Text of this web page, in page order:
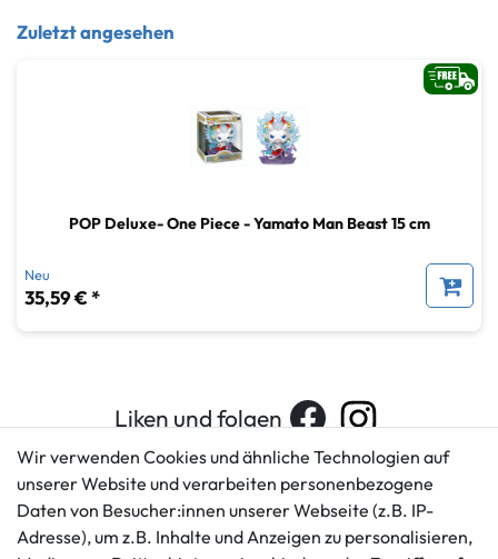
Zuletzt angesehen
POP Deluxe- One Piece - Yamato Man Beast 15 cm
Neu
35,59 € *
Liken und folgen
Kundenservice
+49 421 596586
Rechtliches
AGB
Wir verwenden Cookies und ähnliche Technologien auf
unserer Website und verarbeiten personenbezogene
Daten von Besucher:innen unserer Webseite (z.B. IP-
Adresse), um z.B. Inhalte und Anzeigen zu personalisieren,